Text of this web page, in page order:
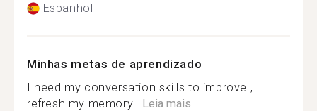
Espanhol
Minhas metas de aprendizado
I need my conversation skills to improve ,
refresh my memory...Leia mais